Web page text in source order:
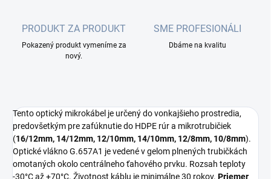
PRODUKT ZA PRODUKT
Pokazený produkt vymeníme za
nový.
SME PROFESIONÁLI
Dbáme na kvalitu
Tento optický mikrokábel je určený do vonkajšieho prostredia,
predovšetkým pre zafúknutie do HDPE rúr a mikrotrubičiek
(16/12mm, 14/12mm, 12/10mm, 14/10mm, 12/8mm, 10/8mm).
Optické vlákno G.657A1 je vedené v gelom plnených trubičkách
omotaných okolo centrálneho ťahového prvku. Rozsah teploty
-30°C až +70°C. Životnost káblu je minimálne 30 rokov. Priemer